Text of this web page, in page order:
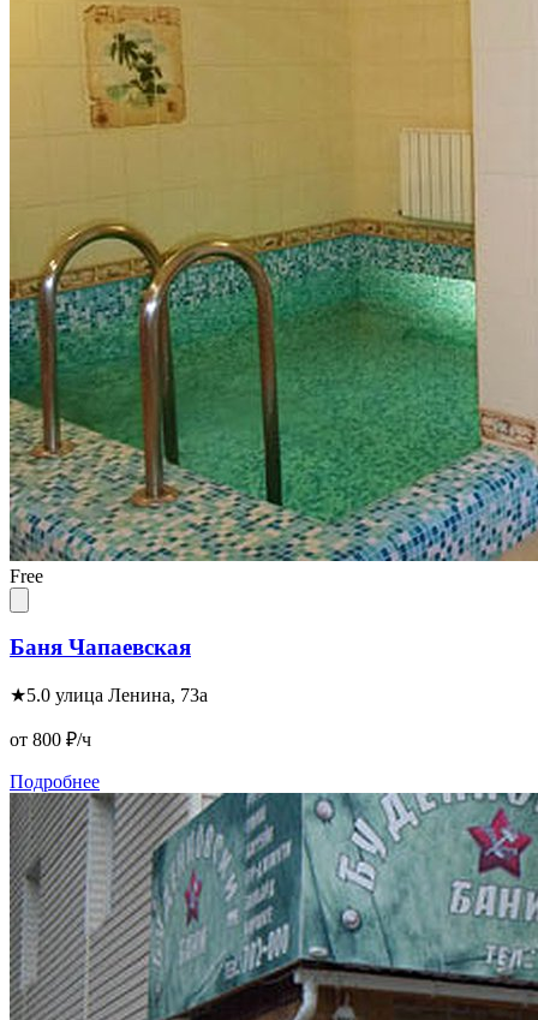
Free
Баня Чапаевская
★5.0 улица Ленина, 73а
от 800 ₽/ч
Подробнее